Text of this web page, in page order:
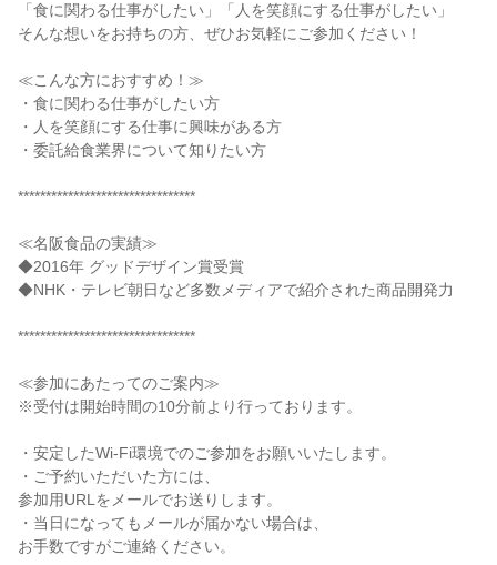
「食に関わる仕事がしたい」「人を笑顔にする仕事がしたい」
そんな想いをお持ちの方、ぜひお気軽にご参加ください！
≪こんな方におすすめ！≫
・食に関わる仕事がしたい方
・人を笑顔にする仕事に興味がある方
・委託給食業界について知りたい方
********************************
≪名阪食品の実績≫
◆2016年 グッドデザイン賞受賞
◆NHK・テレビ朝日など多数メディアで紹介された商品開発力
********************************
≪参加にあたってのご案内≫
※受付は開始時間の10分前より行っております。
・安定したWi-Fi環境でのご参加をお願いいたします。
・ご予約いただいた方には、
参加用URLをメールでお送りします。
・当日になってもメールが届かない場合は、
お手数ですがご連絡ください。